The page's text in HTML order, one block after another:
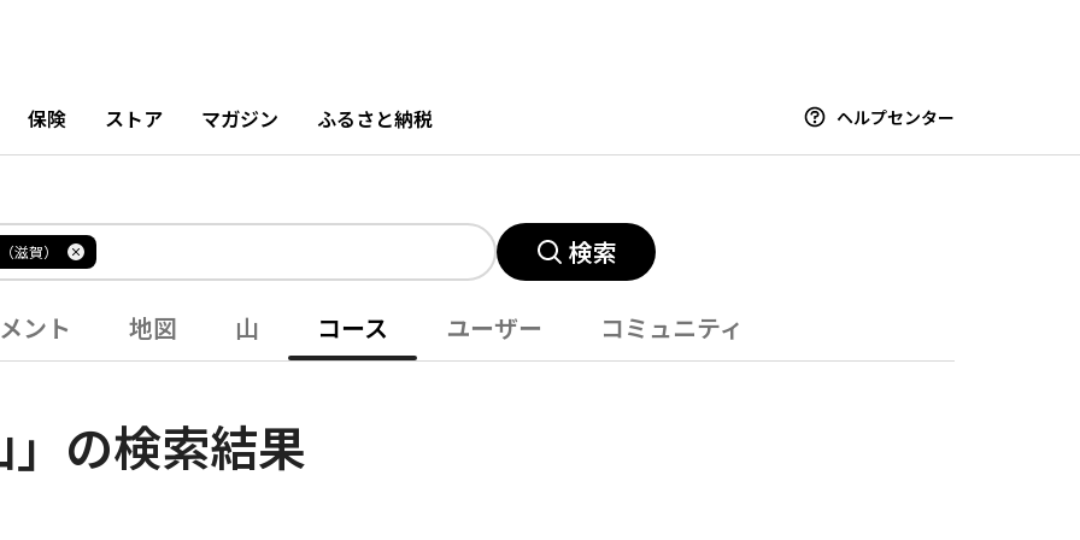
保険 ストア マガジン ふるさと納税 ヘルプセンター
滋賀） 検索
ント 地図 山 コース ユーザー コミュニティ
の検索結果